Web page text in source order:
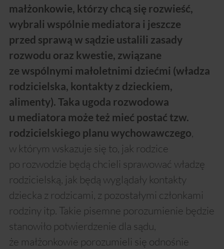
małżonkowie, którzy chcą się rozwieść,
wybrali wspólnie mediatora i jeszcze
przed sprawą w sądzie ustalili zasady
rozwodu oraz kwestie, związane
ze wspólnymi małoletnimi dziećmi (władza
rodzicielska, kontakty z dzieckiem,
alimenty). Taka ugoda rozwodowa
u mediatora może też mieć postać tzw.
rodzicielskiego planu wychowawczego,
w którym wskazuje się to, jak rodzice
po rozwodzie będą chcieli sprawować władzę
rodzicielską, jak będą wyglądały kontakty
dziecka z rodzicami, z pozostałymi członkami
rodziny itp. Takie pisemne porozumienie będzie
stanowiło potwierdzenie dla sądu,
że małżonkowie porozumieli się odnośnie